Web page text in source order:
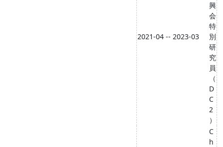
2021-04 -- 2023-03
興
会
特
別
研
究
員
（
D
C
2
）
C
h